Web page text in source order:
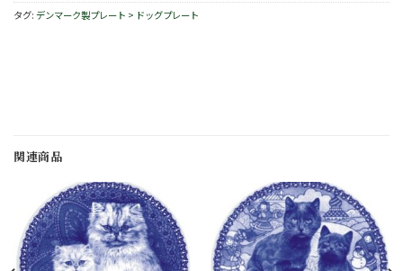
タグ: デンマーク製プレート > ドッグプレート
関連商品
お
気
に
入
り
お
気
に
入
り